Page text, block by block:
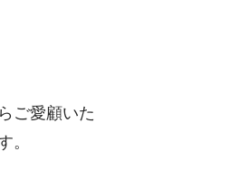
ご愛顧いた
。